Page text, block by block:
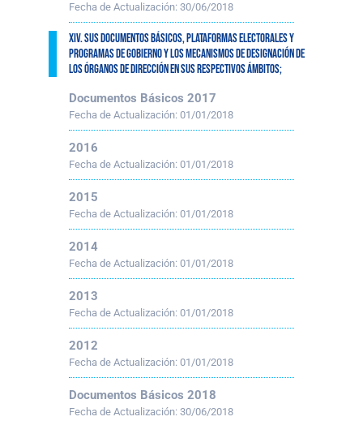
Fecha de Actualización: 30/06/2018
XIV. Sus documentos básicos, plataformas electorales y
programas de gobierno y los mecanismos de designación de
los órganos de dirección en sus respectivos ámbitos;
Documentos Básicos 2017
Fecha de Actualización: 01/01/2018
2016
Fecha de Actualización: 01/01/2018
2015
Fecha de Actualización: 01/01/2018
2014
Fecha de Actualización: 01/01/2018
2013
Fecha de Actualización: 01/01/2018
2012
Fecha de Actualización: 01/01/2018
Documentos Básicos 2018
Fecha de Actualización: 30/06/2018